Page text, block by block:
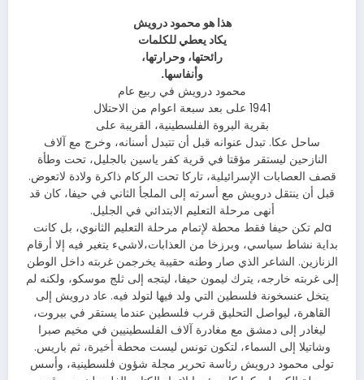
هذا هو محمود درويش
يكاد يعطي للكلمات
رائحتها، وحرارتها،
وأنفاسها.
محمود درويش في ربيع عام
1941 على بعد سبعة اعوام من الاحتلال
بقرية البروة الفلسطينية، القريبة على
ساحل عكا. تبدل عنوانه قبل أن تتبدل أسنانه، وخرج مع آلاف
النازحين ليستقر مؤقتا في قرية كفر ياسين بالجليل، تحت وطأة
قصف العصابات الإسرائيلية، تاركا تحت الركام ذاكرة ولادة لاتعوض.
قبل أن ينتقل درويش مع أسرته إلى الملجأ الثاني في حيفا، كان قد
أنهى مرحلة التعليم الابتدائي في الجليل.
aلم تكن حيفا فقط محطة لإتمام مرحلة التعليم الثانوي، بل كانت
بداية نشاط سياسي، وبرزخا من العذابات،لاشيء يتغير فيه إلا أرقام
الزنازين. الشاعر الذي صار وطنه حقيبة يخرجمن غربته داخل الوطن
إلى غربته خارجه، يترك ليمون حيفا، ليتجه إلى ثلج موسكو، ولكنه لم
يتخل عنسخونة فلسطين التي ولد فيها لتولد فيه. عاد درويش إلى
القاهرة، ليواصل التحليق قرب فلسطين عندما يستقر في بيروت،
ليغادر إلى دمشق مع مغادرة آلاف الفلسطينيين في مخيم صبرا
وشاتيلا إلى السماء، لتكون تونس ليست محطة أخيرة، ثم باريس.
تولى محمود درويش رئاسة تحرير مجلة شؤون فلسطينية، وأسس